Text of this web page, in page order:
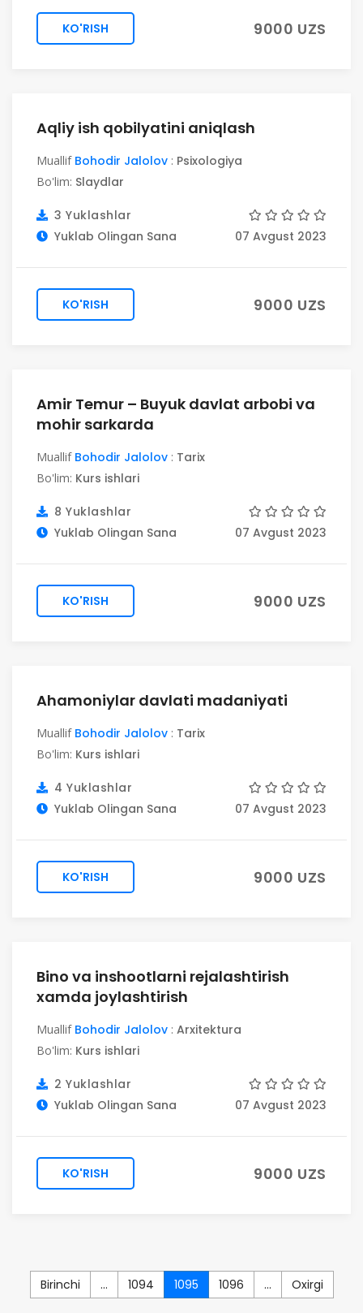
KO'RISH 9000 UZS
Aqliy ish qobilyatini aniqlash
Muallif Bohodir Jalolov : Psixologiya
Bo'lim: Slaydlar
3 Yuklashlar
Yuklab Olingan Sana
07 Avgust 2023
KO'RISH 9000 UZS
Amir Temur – Buyuk davlat arbobi va
mohir sarkarda
Muallif Bohodir Jalolov : Tarix
Bo'lim: Kurs ishlari
8 Yuklashlar
Yuklab Olingan Sana
07 Avgust 2023
KO'RISH 9000 UZS
Ahamoniylar davlati madaniyati
Muallif Bohodir Jalolov : Tarix
Bo'lim: Kurs ishlari
4 Yuklashlar
Yuklab Olingan Sana
07 Avgust 2023
KO'RISH 9000 UZS
Bino va inshootlarni rejalashtirish
xamda joylashtirish
Muallif Bohodir Jalolov : Arxitektura
Bo'lim: Kurs ishlari
2 Yuklashlar
Yuklab Olingan Sana
07 Avgust 2023
KO'RISH 9000 UZS
Birinchi ... 1094 1095 1096 ... Oxirgi